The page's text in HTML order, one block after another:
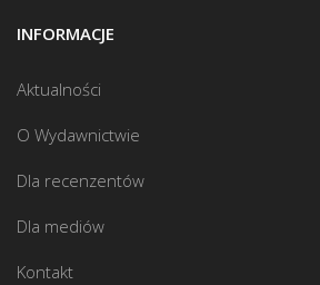
INFORMACJE
Aktualności
O Wydawnictwie
Dla recenzentów
Dla mediów
Kontakt